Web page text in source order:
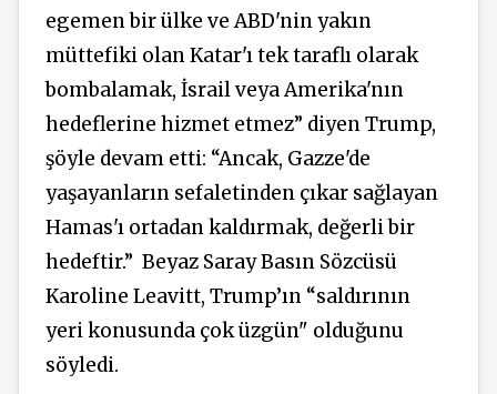
egemen bir ülke ve ABD'nin yakın
müttefiki olan Katar'ı tek taraflı olarak
bombalamak, İsrail veya Amerika'nın
hedeflerine hizmet etmez” diyen Trump,
şöyle devam etti: “Ancak, Gazze'de
yaşayanların sefaletinden çıkar sağlayan
Hamas'ı ortadan kaldırmak, değerli bir
hedeftir.” Beyaz Saray Basın Sözcüsü
Karoline Leavitt, Trump’ın “saldırının
yeri konusunda çok üzgün" olduğunu
söyledi.